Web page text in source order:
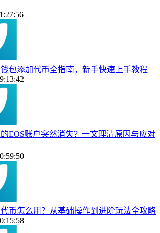
钱包添加代币全指南，新手快速上手教程
EOS账户突然消失？一文理清原因与应对
代币怎么用？从基础操作到进阶玩法全攻略